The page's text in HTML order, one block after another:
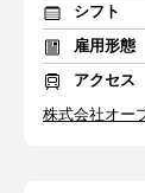
シフト
雇用形態
アクセス
株式会社オー